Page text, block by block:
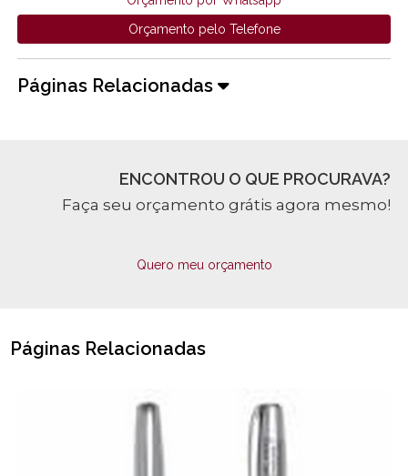
Orçamento pelo Telefone
Páginas Relacionadas
ENCONTROU O QUE PROCURAVA?
Faça seu orçamento grátis agora mesmo!
Quero meu orçamento
Páginas Relacionadas